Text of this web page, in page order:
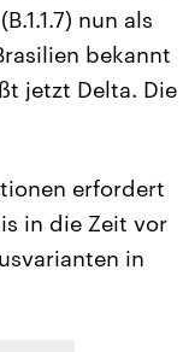
nun als
bekannt
jetzt Delta. Die
erfordert
in die Zeit vor
in